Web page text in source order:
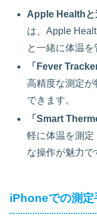
Apple Healthと
は、Apple
と一緒に体温を
「Fever Tracker
高精度な測定
できます。
「Smart
軽に体温を測
な操作が魅力で
iPhoneでの測定